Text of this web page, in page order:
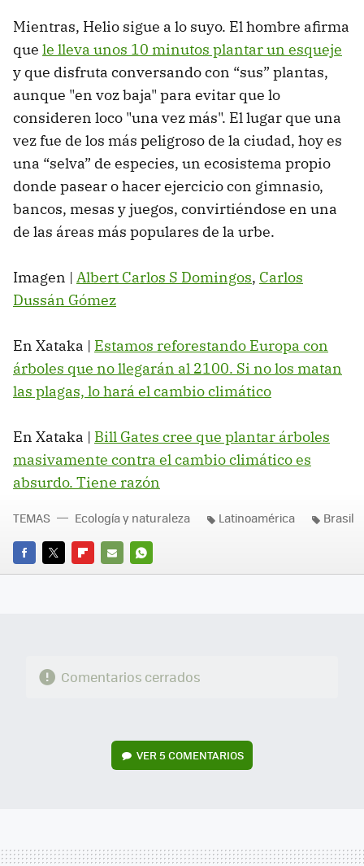
Mientras, Helio sigue a lo suyo. El hombre afirma
que le lleva unos 10 minutos plantar un esqueje
y que disfruta conversando con “sus” plantas,
aunque "en voz baja" para evitar que lo
consideren loco "una vez más". El lugar que una
vez fue de los más peligroso de la ciudad, hoy es
una “selva” de especies, un ecosistema propio
donde pasear o hacer ejercicio con gimnasio,
bancos, mesas y juegos, convirtiéndose en una
de las áreas más populares de la urbe.
Imagen | Albert Carlos S Domingos, Carlos
Dussán Gómez
En Xataka | Estamos reforestando Europa con
árboles que no llegarán al 2100. Si no los matan
las plagas, lo hará el cambio climático
En Xataka | Bill Gates cree que plantar árboles
masivamente contra el cambio climático es
absurdo. Tiene razón
FACEBOOK
TWITTERFLIPBOARD
E-
WHATSAPP
TEMAS Ecología y naturaleza Latinoamérica Brasil
Comentarios cerrados
VER 5 COMENTARIOS